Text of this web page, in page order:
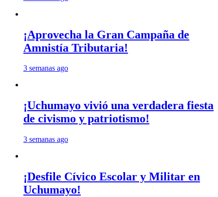
¡Aprovecha la Gran Campaña de
Amnistía Tributaria!
3 semanas ago
¡Uchumayo vivió una verdadera fiesta
de civismo y patriotismo!
3 semanas ago
¡Desfile Cívico Escolar y Militar en
Uchumayo!